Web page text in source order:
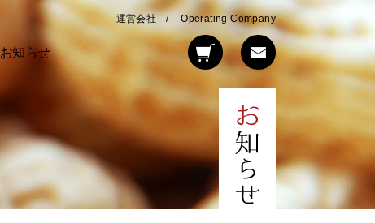
お知らせ
運営会社 Operating Company